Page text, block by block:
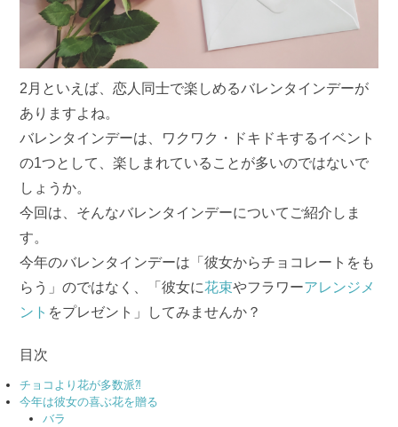
2月といえば、恋人同士で楽しめるバレンタインデーが
ありますよね。
バレンタインデーは、ワクワク・ドキドキするイベント
の1つとして、楽しまれていることが多いのではないで
しょうか。
今回は、そんなバレンタインデーについてご紹介しま
す。
今年のバレンタインデーは「彼女からチョコレートをも
らう」のではなく、「彼女に花束やフラワーアレンジメ
ント をプレゼント」してみませんか？
目次
チョコより花が多数派⁈
今年は彼女の喜ぶ花を贈る
バラ